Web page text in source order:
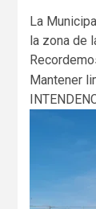
La
la zona de
Mantener